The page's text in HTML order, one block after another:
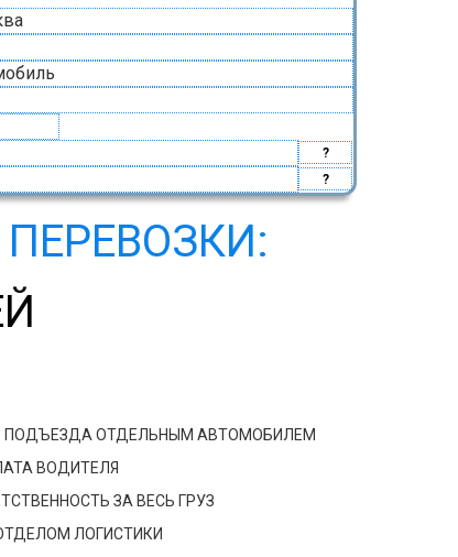
?
?
ПОДЪЕЗДА ОТДЕЛЬНЫМ АВТОМОБИЛЕМ
ВОДИТЕЛЯ
ЗА ВЕСЬ ГРУЗ
ЛОГИСТИКИ